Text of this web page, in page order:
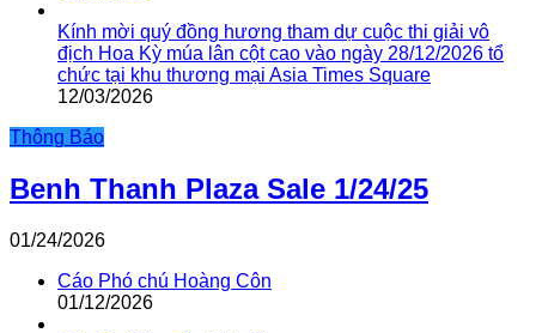
Kính mời quý đồng hương tham dự cuộc thi giải vô
địch Hoa Kỳ múa lân cột cao vào ngày 28/12/2026 tổ
chức tại khu thương mại Asia Times Square
12/03/2026
Thông Báo
Benh Thanh Plaza Sale 1/24/25
01/24/2026
Cáo Phó chú Hoàng Côn
01/12/2026